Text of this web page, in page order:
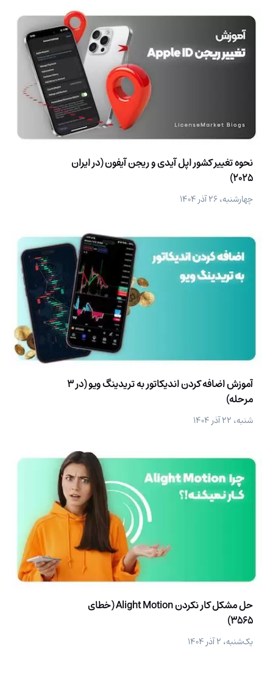
نحوه تغییر کشور اپل آیدی و ریجن آیفون (در ایران
2025)
چهارشنبه، ۲۶ آذر ۱۴۰۴
آموزش اضافه کردن اندیکاتور به تریدینگ ویو (در 3
مرحله)
شنبه، ۲۲ آذر ۱۴۰۴
حل مشکل کار نکردن Alight Motion (خطای
3565)
یک‌شنبه، ۲ آذر ۱۴۰۴